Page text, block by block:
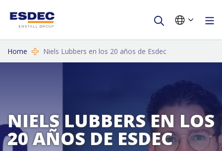
Home Niels Lubbers en los 20 años de Esdec
NIELS LUBBERS EN LOS
20 AÑOS DE ESDEC